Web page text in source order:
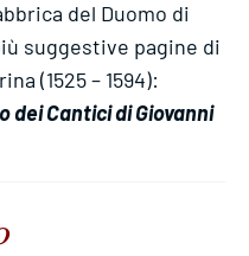
del Duomo di
suggestive pagine di
(1525 – 1594):
dei Cantici di Giovanni